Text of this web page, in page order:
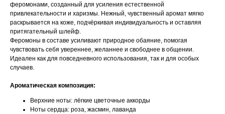
феромонами, созданный для усиления естественной
привлекательности и харизмы. Нежный, чувственный аромат мягко
раскрывается на коже, подчёркивая индивидуальность и оставляя
притягательный шлейф.
Феромоны в составе усиливают природное обаяние, помогая
чувствовать себя увереннее, желаннее и свободнее в общении.
Идеален как для повседневного использования, так и для особых
случаев.
Ароматическая композиция:
Верхние ноты: лёгкие цветочные аккорды
Ноты сердца: роза, жасмин, лаванда